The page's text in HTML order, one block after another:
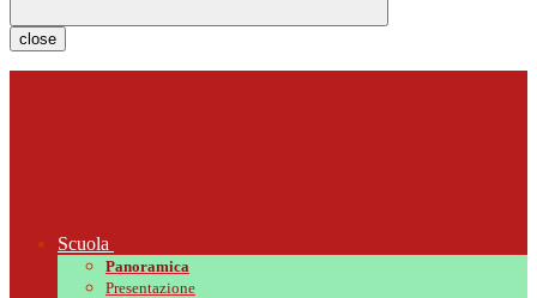
close
Scuola
Panoramica
Presentazione